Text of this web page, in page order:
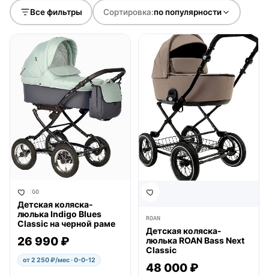
Все фильтры Сортировка:по популярности
● в наличии
INDIGO
Детская коляска-
люлька Indigo Blues
Classic на черной раме
26 990 ₽
от 2 250 ₽/мес · 0-0-12
● в наличии
ROAN
Детская коляска-
люлька ROAN Bass Next
Classic
48 000 ₽